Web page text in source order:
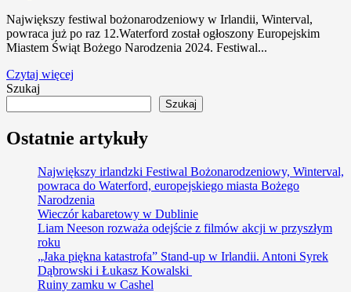
Największy festiwal bożonarodzeniowy w Irlandii, Winterval,
powraca już po raz 12.Waterford został ogłoszony Europejskim
Miastem Świąt Bożego Narodzenia 2024. Festiwal...
Czytaj więcej
Szukaj
Szukaj
Ostatnie artykuły
Największy irlandzki Festiwal Bożonarodzeniowy, Winterval,
powraca do Waterford, europejskiego miasta Bożego
Narodzenia
Wieczór kabaretowy w Dublinie
Liam Neeson rozważa odejście z filmów akcji w przyszłym
roku
„Jaka piękna katastrofa” Stand-up w Irlandii. Antoni Syrek
Dąbrowski i Łukasz Kowalski
Ruiny zamku w Cashel